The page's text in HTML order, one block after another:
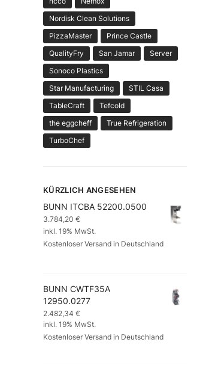
Nordisk Clean Solutions
PizzaMaster
Prince Castle
QualityFry
San Jamar
Server
Sonoco Plastics
Star Manufacturing
STIL Casa
TableCraft
Tefcold
the eggcheff
True Refrigeration
TurboChef
KÜRZLICH ANGESEHEN
BUNN ITCBA 52200.0500
3.784,20 €
inkl. 19% MwSt.
Kostenloser Versand in Deutschland
BUNN CWTF35A
12950.0277
2.482,34 €
inkl. 19% MwSt.
Kostenloser Versand in Deutschland